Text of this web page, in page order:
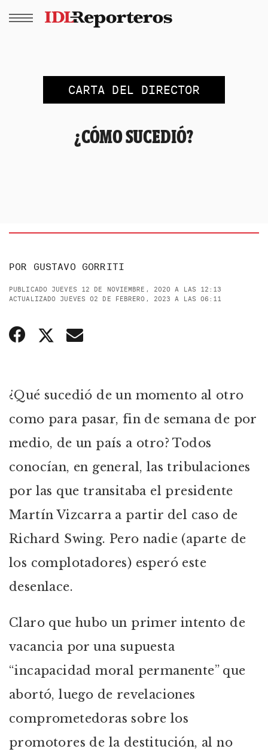
CARTA DEL DIRECTOR
¿CÓMO SUCEDIÓ?
POR GUSTAVO GORRITI
PUBLICADO JUEVES 12 DE NOVIEMBRE, 2020 A LAS 12:13
ACTUALIZADO JUEVES 02 DE FEBRERO, 2023 A LAS 06:11
¿Qué sucedió de un momento al otro
como para pasar, fin de semana de por
medio, de un país a otro? Todos
conocían, en general, las tribulaciones
por las que transitaba el presidente
Martín Vizcarra a partir del caso de
Richard Swing. Pero nadie (aparte de
los complotadores) esperó este
desenlace.
Claro que hubo un primer intento de
vacancia por una supuesta
“incapacidad moral permanente” que
abortó, luego de revelaciones
comprometedoras sobre los
promotores de la destitución, al no